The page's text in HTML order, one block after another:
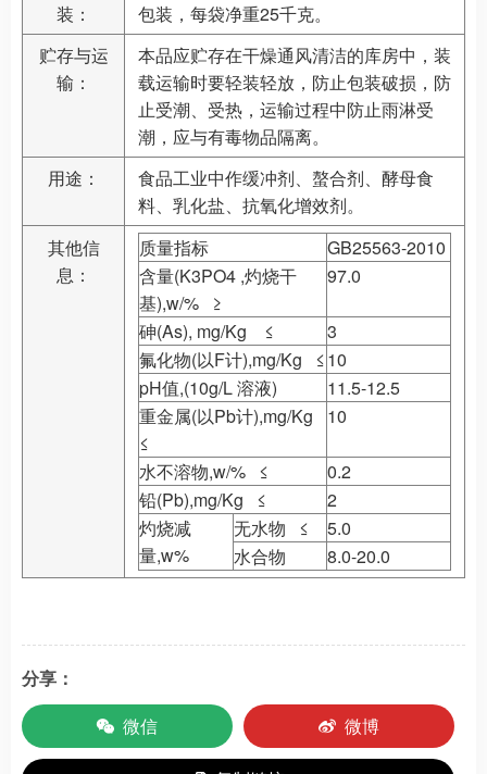
装：
包装，每袋净重25千克。
贮存与运
输：
本品应贮存在干燥通风清洁的库房中，装
载运输时要轻装轻放，防止包装破损，防
止受潮、受热，运输过程中防止雨淋受
潮，应与有毒物品隔离。
用途：
食品工业中作缓冲剂、螯合剂、酵母食
料、乳化盐、抗氧化增效剂。
其他信
息：
质量指标
GB25563-2010
含量(K3PO4 ,灼烧干
基),w/% ≥
97.0
砷(As), mg/Kg ≤
3
氟化物(以F计),mg/Kg ≤10
pH值,(10g/L 溶液)
11.5-12.5
重金属(以Pb计),mg/Kg
≤
10
水不溶物,w/% ≤
0.2
铅(Pb),mg/Kg ≤
2
灼烧减
量,w%
无水物 ≤
5.0
水合物
8.0-20.0
分享：
微信
微博